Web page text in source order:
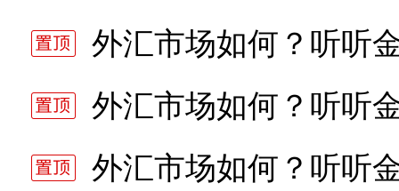
分析师静雅老师的分
外汇市场如何？听听
分析师静雅老师的分
外汇市场如何？听听
分析师静雅老师的分
外汇市场如何？听听